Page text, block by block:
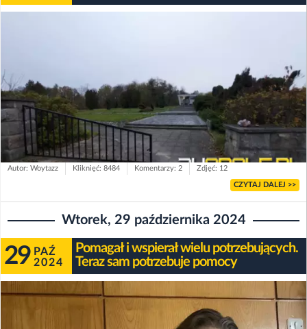
Autor: Woytazz Kliknięć: 8484 Komentarzy: 2 Zdjęć: 12
CZYTAJ DALEJ >>
Wtorek, 29 października 2024
29 PAŹ
2024
Pomagał i wspierał wielu potrzebujących.
Teraz sam potrzebuje pomocy